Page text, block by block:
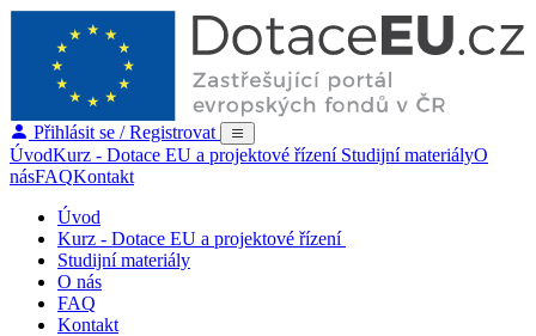
Přihlásit se / Registrovat
ÚvodKurz - Dotace EU a projektové řízení Studijní materiályO
násFAQKontakt
Úvod
Kurz - Dotace EU a projektové řízení
Studijní materiály
O nás
FAQ
Kontakt